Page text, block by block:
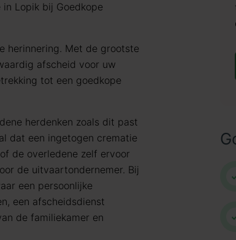
Lopik bij Goedkope
herinnering. Met de grootste
afscheid voor uw
tot een goedkope
herdenken zoals dit past
dat een ingetogen crematie
de overledene zelf ervoor
de uitvaartondernemer. Bij
een persoonlijke
een afscheidsdienst
de familiekamer en